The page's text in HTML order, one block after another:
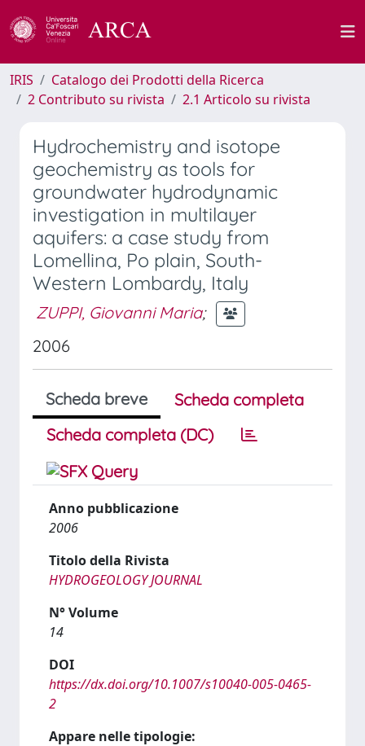
IRIS
Catalogo dei Prodotti della Ricerca
2 Contributo su rivista
2.1 Articolo su rivista
Hydrochemistry and isotope
geochemistry as tools for
groundwater hydrodynamic
investigation in multilayer
aquifers: a case study from
Lomellina, Po plain, South-
Western Lombardy, Italy
ZUPPI, Giovanni Maria;
2006
Scheda breve
Scheda completa
Scheda completa (DC)
Anno pubblicazione
2006
Titolo della Rivista
HYDROGEOLOGY JOURNAL
N° Volume
14
DOI
https://dx.doi.org/10.1007/s10040-005-0465-
2
Appare nelle tipologie: